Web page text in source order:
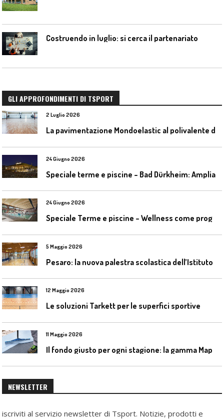
Costruendo in luglio: si cerca il partenariato
GLI APPROFONDIMENTI DI TSPORT
2 Luglio 2026
24 Giugno 2026
24 Giugno 2026
5 Maggio 2026
12 Maggio 2026
Le soluzioni Tarkett per le superfici sportive
11 Maggio 2026
NEWSLETTER
iscriviti al servizio newsletter di Tsport. Notizie, prodotti e